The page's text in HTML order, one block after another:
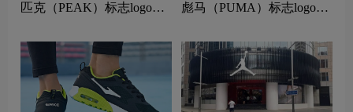
匹克（PEAK）标志logo图
彪马（PUMA）标志logo图